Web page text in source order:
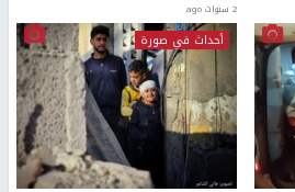
2 سنوات ago
أحداث في صورة